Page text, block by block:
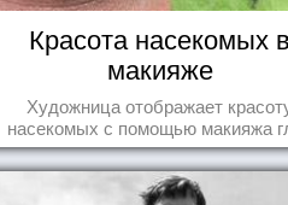
Красота насекомых
макияже
Художница отображает
насекомых с помощью макияжа